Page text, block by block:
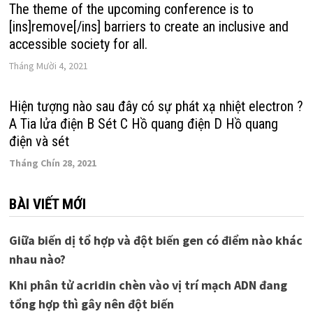
The theme of the upcoming conference is to
[ins]remove[/ins] barriers to create an inclusive and
accessible society for all.
Tháng Mười 4, 2021
Hiện tượng nào sau đây có sự phát xạ nhiệt electron ?
A Tia lửa điện B Sét C Hồ quang điện D Hồ quang
điện và sét
Tháng Chín 28, 2021
BÀI VIẾT MỚI
Giữa biến dị tổ hợp và đột biến gen có điểm nào khác
nhau nào?
Khi phân tử acridin chèn vào vị trí mạch ADN đang
tổng hợp thì gây nên đột biến